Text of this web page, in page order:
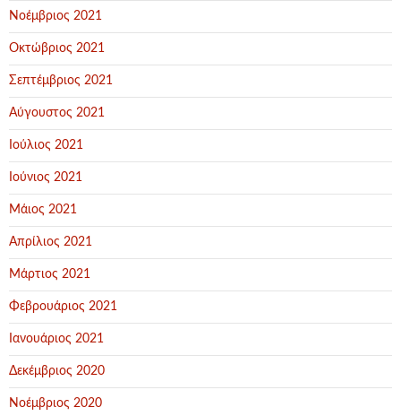
Νοέμβριος 2021
Οκτώβριος 2021
Σεπτέμβριος 2021
Αύγουστος 2021
Ιούλιος 2021
Ιούνιος 2021
Μάιος 2021
Απρίλιος 2021
Μάρτιος 2021
Φεβρουάριος 2021
Ιανουάριος 2021
Δεκέμβριος 2020
Νοέμβριος 2020